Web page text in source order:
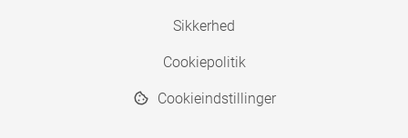
Sikkerhed
Cookiepolitik
Cookieindstillinger